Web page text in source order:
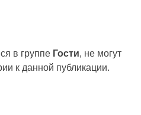
в группе Гости, не могут
к данной публикации.